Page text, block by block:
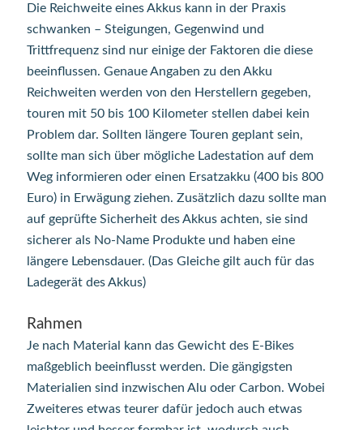
Die Reichweite eines Akkus kann in der Praxis
schwanken – Steigungen, Gegenwind und
Trittfrequenz sind nur einige der Faktoren die diese
beeinflussen. Genaue Angaben zu den Akku
Reichweiten werden von den Herstellern gegeben,
touren mit 50 bis 100 Kilometer stellen dabei kein
Problem dar. Sollten längere Touren geplant sein,
sollte man sich über mögliche Ladestation auf dem
Weg informieren oder einen Ersatzakku (400 bis 800
Euro) in Erwägung ziehen. Zusätzlich dazu sollte man
auf geprüfte Sicherheit des Akkus achten, sie sind
sicherer als No-Name Produkte und haben eine
längere Lebensdauer. (Das Gleiche gilt auch für das
Ladegerät des Akkus)
Rahmen
Je nach Material kann das Gewicht des E-Bikes
maßgeblich beeinflusst werden. Die gängigsten
Materialien sind inzwischen Alu oder Carbon. Wobei
Zweiteres etwas teurer dafür jedoch auch etwas